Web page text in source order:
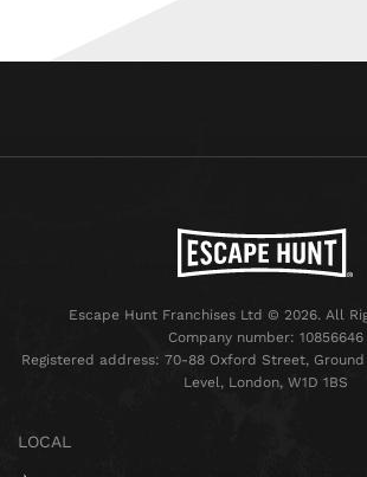
Escape Hunt Franchises Ltd © 2026. All
Company number: 10856646
Registered address: 70-88 Oxford Street,
Level, London, W1D 1BS
LOCAL